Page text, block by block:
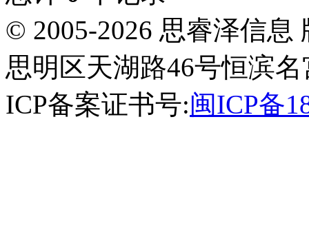
© 2005-2026 思睿泽信
思明区天湖路46号恒滨名
ICP备案证书号:闽ICP备